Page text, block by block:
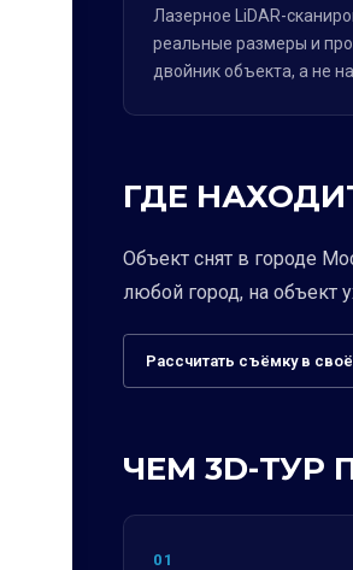
Лазерное LiDAR-
реальные размеры и
двойник объекта, а не
ГДЕ
Объект снят в городе
любой город, на объект
Рассчитать съёмку в
ЧЕМ 3D-ТУР
01